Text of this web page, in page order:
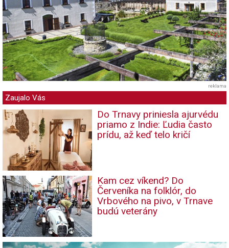
reklama
Zaujalo Vás
Do Trnavy priniesla ajurvédu
priamo z Indie: Ľudia často
prídu, až keď telo kričí
Kam cez víkend? Do
Červeníka na folklór, do
Vrbového na pivo, v Trnave
budú veterány